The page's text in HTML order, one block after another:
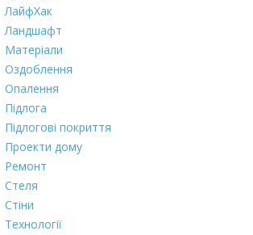
ЛайфХак
Ландшафт
Матеріали
Оздоблення
Опалення
Підлога
Підлогові покриття
Проекти дому
Ремонт
Стеля
Стіни
Технології